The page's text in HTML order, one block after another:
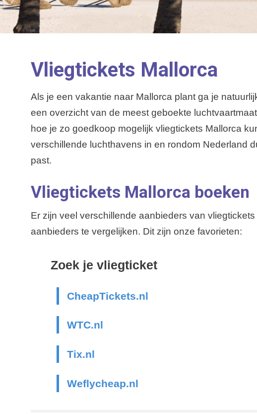
Vliegtickets Mallorca
Als je een vakantie naar Mallorca plant ga je
een overzicht van de meest geboekte
hoe je zo goedkoop mogelijk vliegtickets Mallorca
verschillende luchthavens in en rondom Nederland
past.
Vliegtickets Mallorca boeken
Er zijn veel verschillende aanbieders van
aanbieders te vergelijken. Dit zijn onze favorieten:
Zoek je vliegticket
CheapTickets.nl
WTC.nl
Tix.nl
Weflycheap.nl